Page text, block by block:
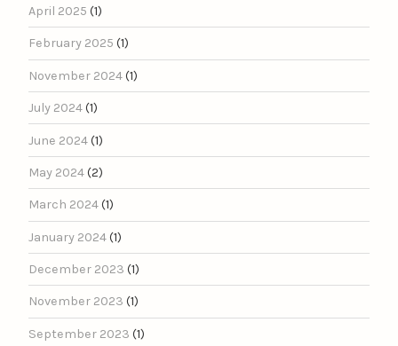
April 2025 (1)
February 2025 (1)
November 2024(1)
July 2024(1)
June 2024(1)
May 2024(2)
March 2024(1)
January 2024(1)
December 2023 (1)
November 2023 (1)
September 2023 (1)